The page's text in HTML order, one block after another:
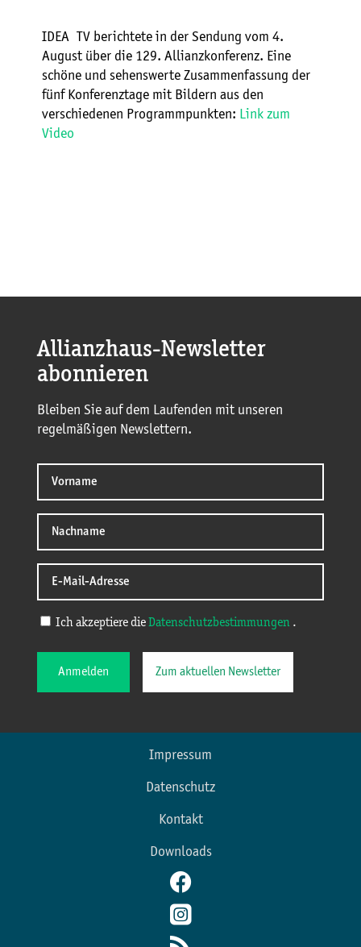
IDEA TV berichtete in der Sendung vom 4.
August über die 129. Allianzkonferenz. Eine
schöne und sehenswerte Zusammenfassung der
fünf Konferenztage mit Bildern aus den
verschiedenen Programmpunkten: Link zum
Video
Allianzhaus-Newsletter
abonnieren
Bleiben Sie auf dem Laufenden mit unseren
regelmäßigen Newslettern.
Ich akzeptiere die Datenschutzbestimmungen .
Anmelden Zum aktuellen Newsletter
Impressum
Datenschutz
Kontakt
Downloads